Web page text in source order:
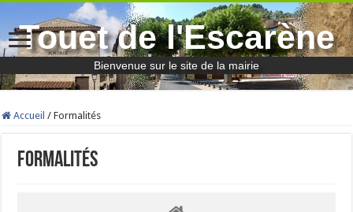
Touet de l'Escarène
Bienvenue sur le site de la mairie
Accueil / Formalités
Formalités